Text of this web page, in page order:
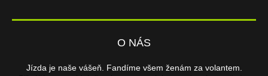
O NÁS
Jízda je naše vášeň. Fandíme všem ženám za volantem.